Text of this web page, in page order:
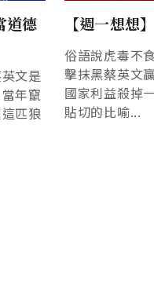
道德
文是
年竄
匹狼
【週一想想
俗語說虎毒不
擊抹黑蔡英文
國家利益殺掉
貼切的比喻...